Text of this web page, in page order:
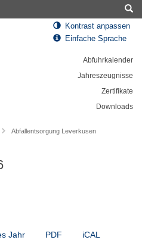
Kontrast anpassen
Einfache Sprache
Abfuhrkalender
Jahreszeugnisse
Zertifikate
Downloads
Abfallentsorgung Leverkusen
Jahr PDF iCAL